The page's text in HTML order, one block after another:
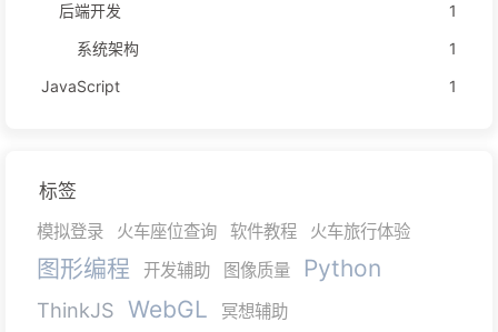
后端开发
1
系统架构
1
JavaScript
1
标签
模拟登录 火车座位查询 软件教程 火车旅行体验
图形编程 开发辅助 图像质量 Python
ThinkJS WebGL
冥想辅助